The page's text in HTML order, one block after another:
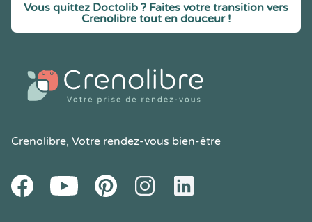
Vous quittez Doctolib ? Faites votre transition vers
Crenolibre tout en douceur !
Crenolibre, Votre rendez-vous bien-être
FacebookYoutube PinteresetInstagramLinkedIn